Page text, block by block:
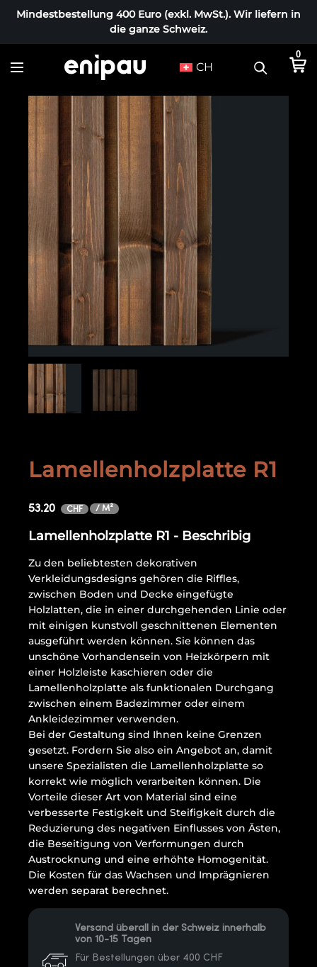
Mindestbestellung 400 Euro (exkl. MwSt.). Wir liefern in
die ganze Schweiz.
CH
0
Lamellenholzplatte R1
53.20 CHF / M²
Lamellenholzplatte R1 - Beschribig
Zu den beliebtesten dekorativen
Verkleidungsdesigns gehören die Riffles,
zwischen Boden und Decke eingefügte
Holzlatten, die in einer durchgehenden Linie oder
mit einigen kunstvoll geschnittenen Elementen
ausgeführt werden können. Sie können das
unschöne Vorhandensein von Heizkörpern mit
einer Holzleiste kaschieren oder die
Lamellenholzplatte als funktionalen Durchgang
zwischen einem Badezimmer oder einem
Ankleidezimmer verwenden.
Bei der Gestaltung sind Ihnen keine Grenzen
gesetzt. Fordern Sie also ein Angebot an, damit
unsere Spezialisten die Lamellenholzplatte so
korrekt wie möglich verarbeiten können. Die
Vorteile dieser Art von Material sind eine
verbesserte Festigkeit und Steifigkeit durch die
Reduzierung des negativen Einflusses von Ästen,
die Beseitigung von Verformungen durch
Austrocknung und eine erhöhte Homogenität.
Die Kosten für das Wachsen und Imprägnieren
werden separat berechnet.
Versand überall in der Schweiz innerhalb
von 10-15 Tagen
Für Bestellungen über 400 CHF